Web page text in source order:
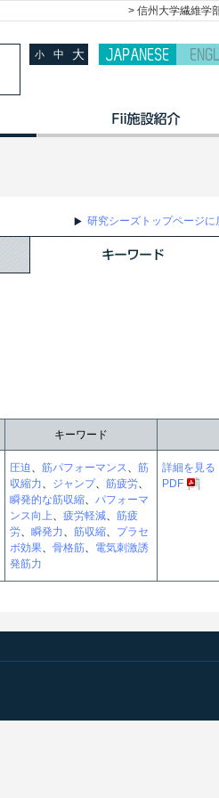
> 信州大学繊維学
小 中 大
研究シーズトップページに
キーワード
圧迫 、 筋パフォーマンス、 筋
収縮力、 ジャンプ、 筋疲労、
瞬発的な筋収縮、 パフォーマ
ンス向上、 疲労軽減、 筋疲
労、 瞬発力、 筋収縮、 プラセ
ボ効果、 骨格筋、 電気刺激誘
発筋力
詳細を見る
PDF